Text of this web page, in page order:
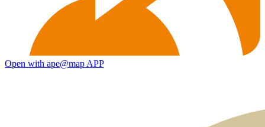
Open with ape@map APP